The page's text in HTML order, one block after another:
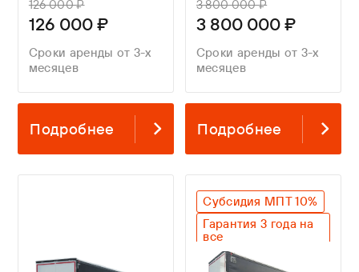
126 000 ₽
126 000 ₽
Сроки аренды от 3-х
месяцев
Подробнее
3 800 000 ₽
3 800 000 ₽
Сроки аренды от 3-х
месяцев
Подробнее
Субсидия МПТ 10%
Гарантия 3 года на
все
Оригинальный SAF